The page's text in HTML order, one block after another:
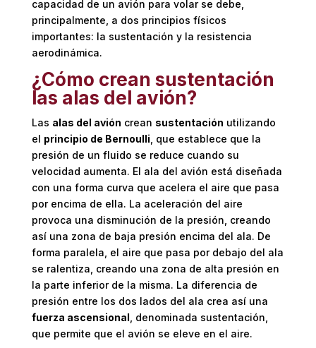
capacidad de un avión para volar se debe,
principalmente, a dos principios físicos
importantes: la sustentación y la resistencia
aerodinámica.
¿Cómo crean sustentación
las alas del avión?
Las alas del avión crean sustentación utilizando
el principio de Bernoulli , que establece que la
presión de un fluido se reduce cuando su
velocidad aumenta. El ala del avión está diseñada
con una forma curva que acelera el aire que pasa
por encima de ella. La aceleración del aire
provoca una disminución de la presión, creando
así una zona de baja presión encima del ala. De
forma paralela, el aire que pasa por debajo del ala
se ralentiza, creando una zona de alta presión en
la parte inferior de la misma. La diferencia de
presión entre los dos lados del ala crea así una
fuerza ascensional , denominada sustentación,
que permite que el avión se eleve en el aire.